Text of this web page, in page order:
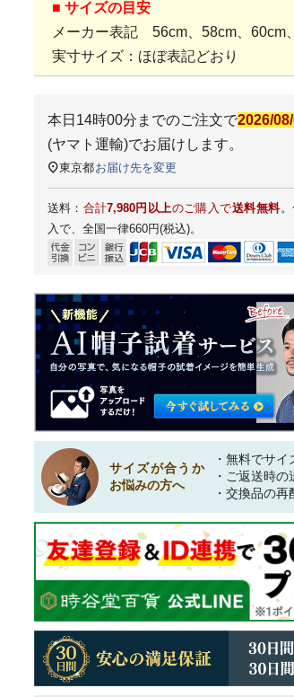
■ サイズの目安
メーカー表記 56cm、58cm、60cm
実寸サイズ：ほぼ表記どおり
本日 14時00分 までのご注文で2026/08/
(ヤマト運輸)でお届けします。
東京都お届け先を変更
送料： 合計7,980円以上のご購入で送料無料
入で、全国一律660円(税込)。
サイズが合うか
お悩みの方へ
・無料でサイ
・ご返送時の
・交換品の再